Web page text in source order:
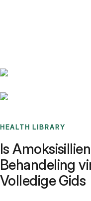
HEALTH LIBRARY
Is
Behandeling
Volledige Gids